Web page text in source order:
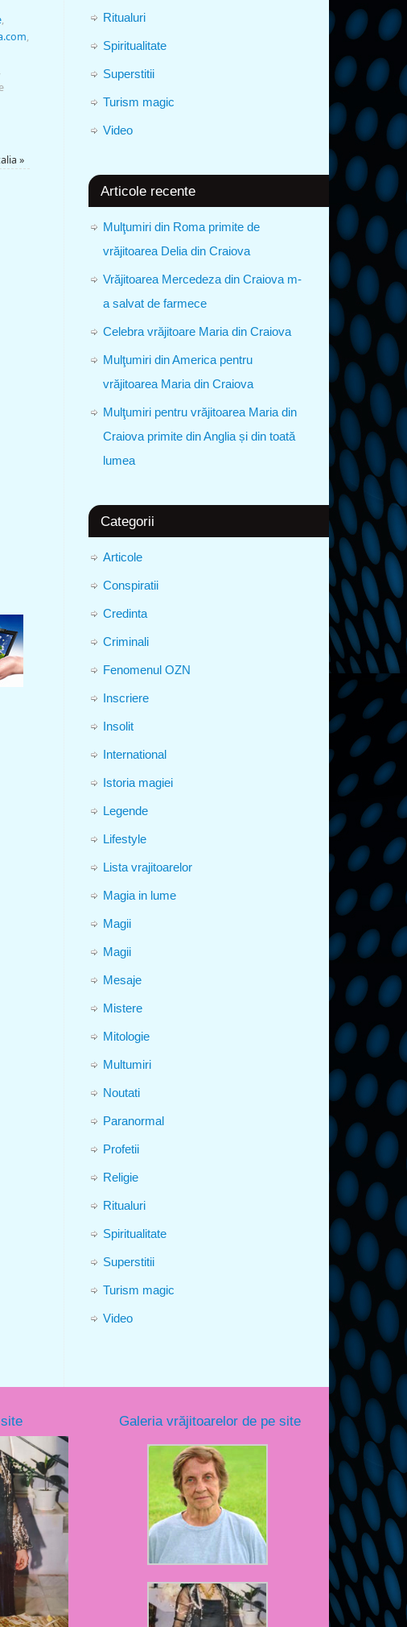
,
,
,
»
Ritualuri
Spiritualitate
Superstitii
Turism magic
Video
Articole recente
Mulţumiri din Roma primite de
vrăjitoarea Delia din Craiova
Vrăjitoarea Mercedeza din Craiova m-
a salvat de farmece
Celebra vrăjitoare Maria din Craiova
Mulţumiri din America pentru
vrăjitoarea Maria din Craiova
Mulţumiri pentru vrăjitoarea Maria din
Craiova primite din Anglia și din toată
lumea
Categorii
Articole
Conspiratii
Credinta
Criminali
Fenomenul OZN
Inscriere
Insolit
International
Istoria magiei
Legende
Lifestyle
Lista vrajitoarelor
Magia in lume
Magii
Magii
Mesaje
Mistere
Mitologie
Multumiri
Noutati
Paranormal
Profetii
Religie
Ritualuri
Spiritualitate
Superstitii
Turism magic
Video
Galeria vrăjitoarelor de pe site